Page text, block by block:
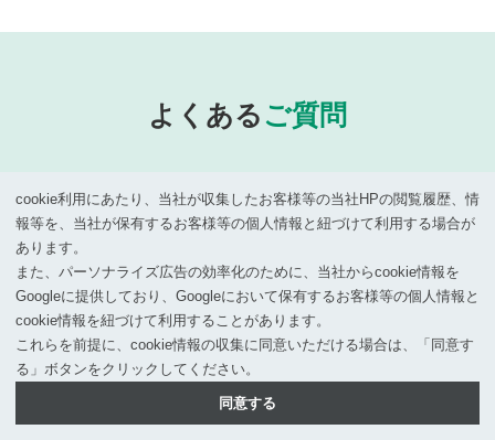
よくある ご質問
クラウドサービスとどこが違うの？
クラウドは個社ごとのカスタマイズができな
いケースが多く、運用の変更を強いられるこ
とも多いです。環境将軍Rならお客様の運用
に合った最適なシステムをご提供することが
cookie利⽤にあたり、当社が収集したお客様等の当社HPの閲覧履歴、情
報等を、当社が保有するお客様等の個⼈情報と紐づけて利⽤する場合が
あります。
また、パーソナライズ広告の効率化のために、当社からcookie情報を
Googleに提供しており、Googleにおいて保有するお客様等の個⼈情報と
cookie情報を紐づけて利⽤することがあります。
これらを前提に、cookie情報の収集に同意いただける場合は、「同意す
る」ボタンをクリックしてください。
同意する